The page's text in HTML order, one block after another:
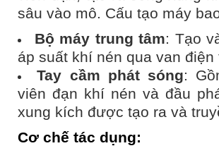
sâu vào mô. Cấu tạo máy
Bộ máy trung tâm: Tạo
áp suất khí nén qua van điện
Tay cầm phát sóng:
viên đạn khí nén và đầu
xung kích được tạo ra và
Cơ chế tác dụng: